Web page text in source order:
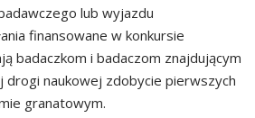
lub wyjazdu
finansowane w konkursie
badaczkom i badaczom znajdującym
drogi naukowej zdobycie pierwszych
granatowym.